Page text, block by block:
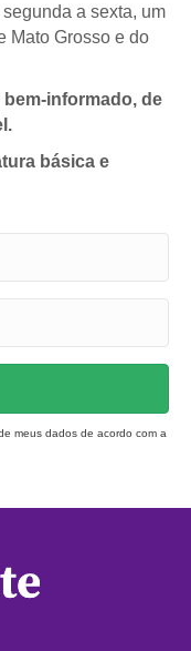
a sexta, um
Mato Grosso e do
informado, de
básica e
meus dados de acordo com a